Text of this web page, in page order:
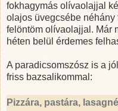
fokhagymás olívaolajjal
olajos üvegcsébe néhány
felöntöm olívaolajjal. Már
héten belül érdemes
A paradicsomszósz is a
friss bazsalikommal:
Pizzára, pastára,